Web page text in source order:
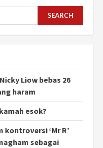
SEARCH
Liow bebas 26
haram
esok?
kontroversi ‘Mr R’
sebagai